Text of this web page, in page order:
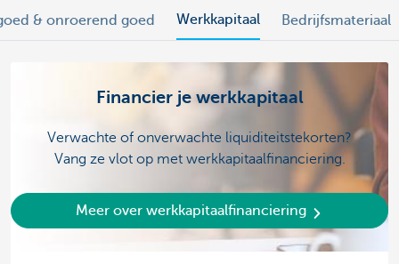
& onroerend goed Werkkapitaal Bedrijfsmateriaal
Financier je werkkapitaal
Verwachte of onverwachte liquiditeitstekorten?
Vang ze vlot op met werkkapitaalfinanciering.
Meer over werkkapitaalfinanciering